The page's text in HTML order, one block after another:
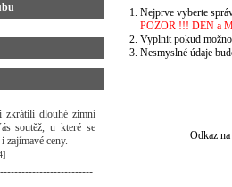
zkrátili dlouhé zimní
soutěž, u které se
zajímavé ceny.
Nejprve vyberte
POZOR !!! DEN a
Vyplnit pokud
Nesmyslné údaje
Odkaz